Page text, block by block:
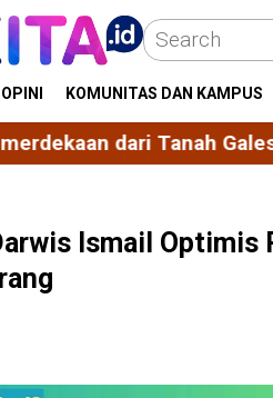
OPINI KOMUNITAS DAN KAMPUS
yang Mengabdikan
Ismail Optimis